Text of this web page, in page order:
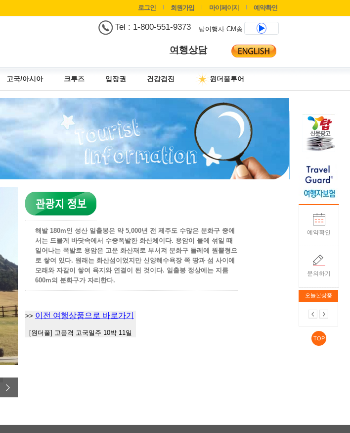
예약확인
문의하기
오늘본상품
TOP
로그인 회원가입 마이페이지 예약확인
탑여행사 CM송
여행상담
Tel : 1-800-551-9373
고국/아시아 크루즈 입장권 건강검진 원더풀투어
해발 180m인 성산 일출봉은 약 5,000년 전 제주도 수많은 분화구 중에
서는 드물게 바닷속에서 수중폭발한 화산체이다. 용암이 물에 섞일 때
일어나는 폭발로 용암은 고운 화산재로 부서져 분화구 둘레에 원뿔형으
로 쌓여 있다. 원래는 화산섬이었지만 신양해수욕장 쪽 땅과 섬 사이에
모래와 자갈이 쌓여 육지와 연결이 된 것이다. 일출봉 정상에는 지름
600m의 분화구가 자리한다.
>> 이전 여행상품으로 바로가기
[원더풀] 고품격 고국일주 10박 11일